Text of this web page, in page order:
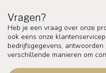
Vragen?
Heb je een vraag over onze
ook eens onze
bedrijfsgegevens,
verschillende manieren om